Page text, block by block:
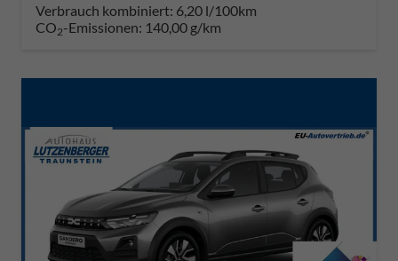
Verbrauch kombiniert: 6,20 l/100km
CO2-Emissionen: 140,00 g/km